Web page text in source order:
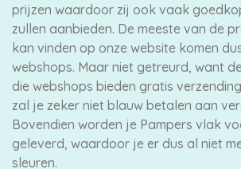
prijzen waardoor zij ook vaak
zullen aanbieden. De meeste van de
kan vinden op onze website komen
webshops. Maar niet getreurd, want
die webshops bieden gratis
zal je zeker niet blauw betalen aan
Bovendien worden je Pampers vlak
geleverd, waardoor je er dus al niet
sleuren.